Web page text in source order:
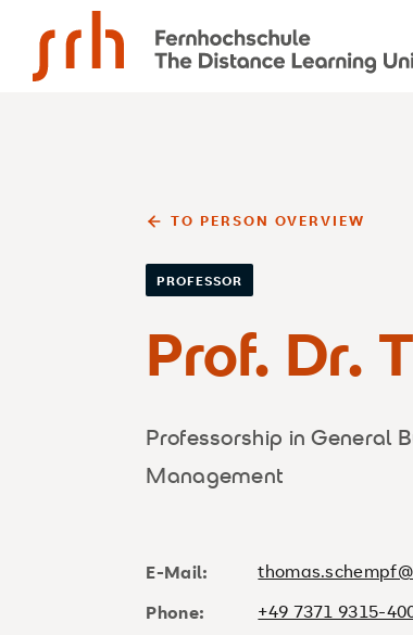
TO PERSON OVERVIEW
PROFESSOR
Prof. Dr.
Professorship in General
Management
E-Mail:
Phone:
+49 7371 9315-